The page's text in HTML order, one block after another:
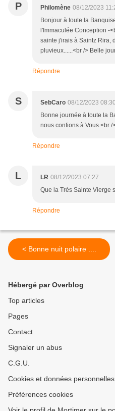
P Philomène 08/12/2023
Bonjour à toute la
l'Immaculée Conception -
sainte j'irais à Saintz Rira,
pluvieux......<br /> Belle
Répondre
S SebCaro 08/12/2023 08:30
Bonne journée à toute la
nous confions à Vous.<br /
Répondre
L LR 08/12/2023 07:27
Que la Très Sainte Vierge
Répondre
< Bonne nuit polaire ....
Hébergé par Overblog
Top articles
Pages
Contact
Signaler un abus
C.G.U.
Cookies et données personnelles
Préférences cookies